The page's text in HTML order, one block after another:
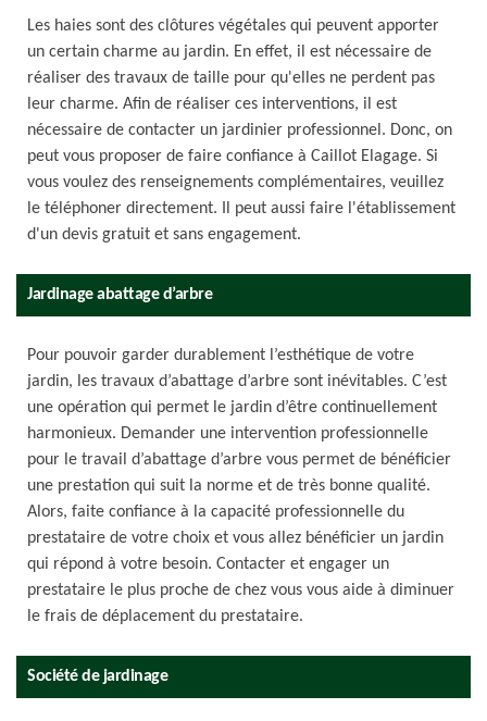
Les haies sont des clôtures végétales qui peuvent apporter
un certain charme au jardin. En effet, il est nécessaire de
réaliser des travaux de taille pour qu'elles ne perdent pas
leur charme. Afin de réaliser ces interventions, il est
nécessaire de contacter un jardinier professionnel. Donc, on
peut vous proposer de faire confiance à Caillot Elagage. Si
vous voulez des renseignements complémentaires, veuillez
le téléphoner directement. Il peut aussi faire l'établissement
d'un devis gratuit et sans engagement.
Jardinage abattage d’arbre
Pour pouvoir garder durablement l’esthétique de votre
jardin, les travaux d’abattage d’arbre sont inévitables. C’est
une opération qui permet le jardin d’être continuellement
harmonieux. Demander une intervention professionnelle
pour le travail d’abattage d’arbre vous permet de bénéficier
une prestation qui suit la norme et de très bonne qualité.
Alors, faite confiance à la capacité professionnelle du
prestataire de votre choix et vous allez bénéficier un jardin
qui répond à votre besoin. Contacter et engager un
prestataire le plus proche de chez vous vous aide à diminuer
le frais de déplacement du prestataire.
Société de jardinage